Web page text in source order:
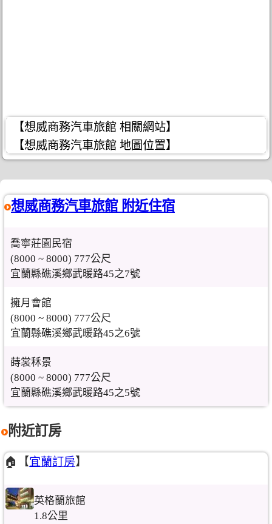
【想威商務汽車旅館 相關網站】
【想威商務汽車旅館 地圖位置】
想威商務汽車旅館 附近住宿
喬寧莊園民宿
(8000 ~ 8000) 777公尺
宜蘭縣礁溪鄉武暖路45之7號
擁月會館
(8000 ~ 8000) 777公尺
宜蘭縣礁溪鄉武暖路45之6號
蒔裳秝景
(8000 ~ 8000) 777公尺
宜蘭縣礁溪鄉武暖路45之5號
附近訂房
🏠【宜蘭訂房】
英格蘭旅館
1.8公里